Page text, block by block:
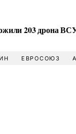
203 дрона
ЕВРОСОЮЗ